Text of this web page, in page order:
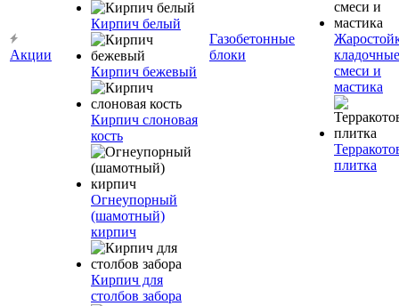
Акции
Кирпич белый
Кирпич бежевый
Кирпич слоновая
кость
Огнеупорный
(шамотный)
кирпич
Кирпич для
столбов забора
Газобетонные
блоки
кладочные
смеси и
мастика
плитка